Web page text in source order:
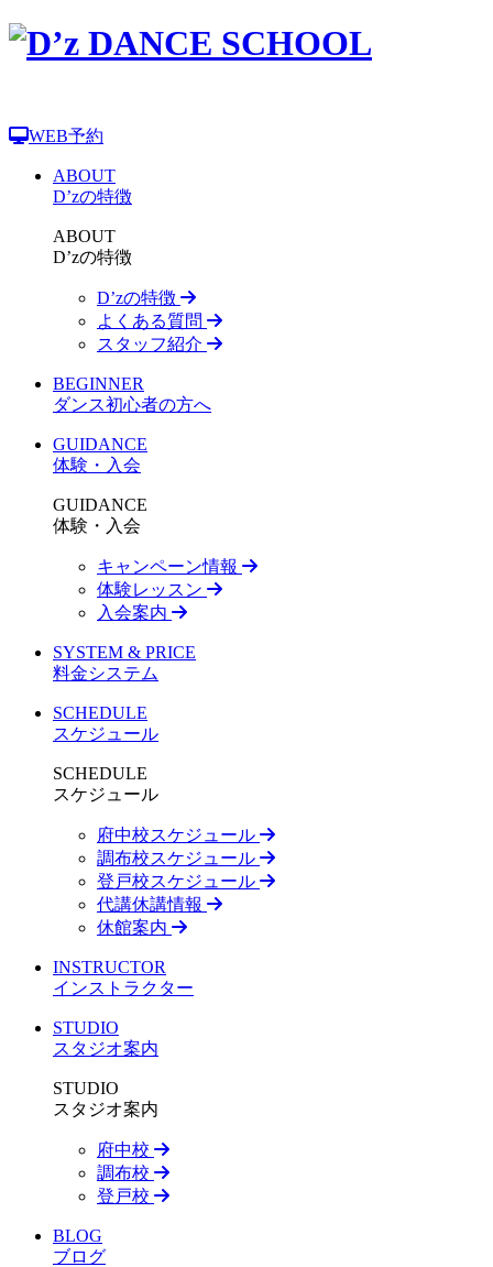
WEB予約
ABOUT
D’zの特徴
ABOUT
D’zの特徴
D’zの特徴
よくある質問
スタッフ紹介
BEGINNER
ダンス初心者の方へ
GUIDANCE
体験・入会
GUIDANCE
体験・入会
キャンペーン情報
体験レッスン
入会案内
SYSTEM & PRICE
料金システム
SCHEDULE
スケジュール
SCHEDULE
スケジュール
府中校スケジュール
調布校スケジュール
登戸校スケジュール
代講休講情報
休館案内
INSTRUCTOR
インストラクター
STUDIO
スタジオ案内
STUDIO
スタジオ案内
府中校
調布校
登戸校
BLOG
ブログ